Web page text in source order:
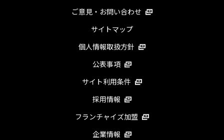
ご意見・お問い合わせ
サイトマップ
個人情報取扱方針
公表事項
サイト利用条件
採用情報
フランチャイズ加盟
企業情報